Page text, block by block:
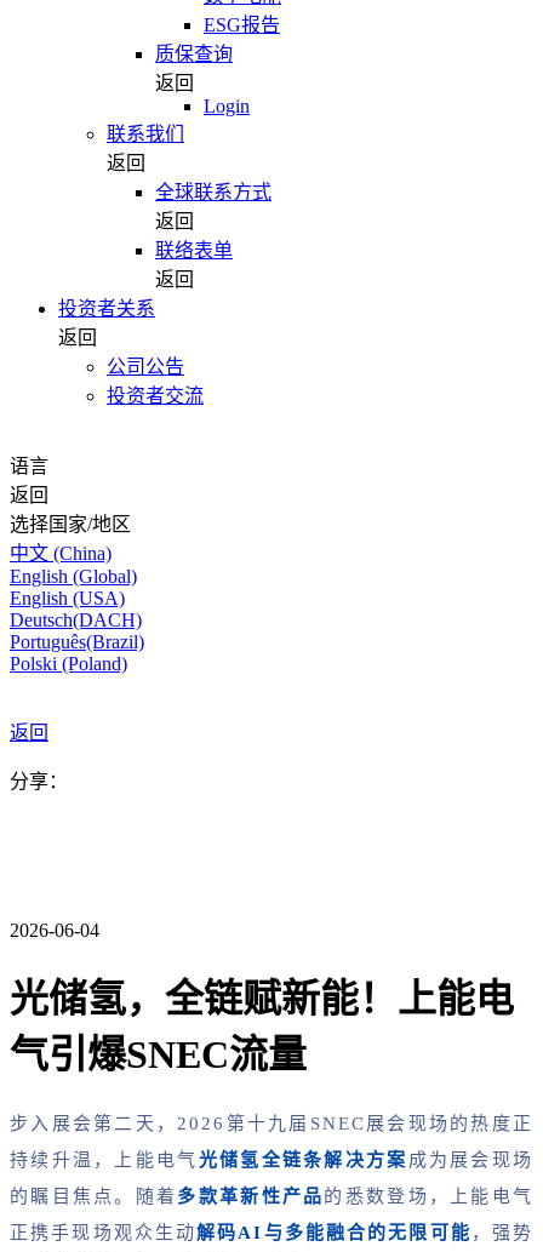
ESG报告
质保查询
返回
Login
联系我们
返回
全球联系方式
返回
联络表单
返回
投资者关系
返回
公司公告
投资者交流
语言
返回
选择国家/地区
中文 (China)
English (Global)
English (USA)
Deutsch(DACH)
Português(Brazil)
Polski (Poland)
返回
分享：
2026-06-04
光储氢，全链赋新能！上能电
气引爆SNEC流量
步入展会第二天，2026第十九届SNEC展会现场的热度正
持续升温，上能电气 光储氢全链条解决方案 成为展会现场
的瞩目焦点。随着 多款革新性产品的悉数登场，上能电气
正携手现场观众生动解码AI与多能融合的无限可能 ，强势